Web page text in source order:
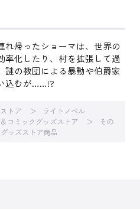
帰ったショーマは、世界の
率化したり、村を拡張して過
謎の教団による暴動や伯爵家
込むが……!?
トア
ライトノベル
コミックグッズストア
その
ッズストア商品